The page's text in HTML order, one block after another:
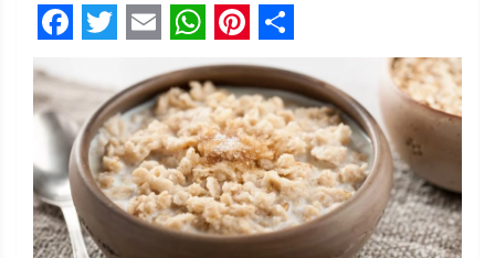
Facebook
Twitter
Email
WhatsApp
Pinterest
Share